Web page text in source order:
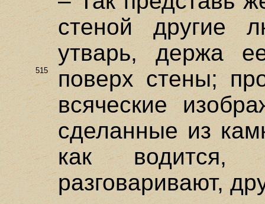
стеной другие
утварь, держа
поверх стены;
515
всяческие
сделанные из
как
разговаривают,